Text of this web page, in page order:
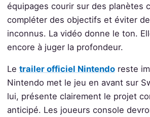
équipages courir sur des planètes
compléter des objectifs et éviter
inconnus. La vidéo donne le ton.
encore à juger la profondeur.
Le trailer officiel Nintendoreste
Nintendo met le jeu en avant sur
lui, présente clairement le projet
anticipé. Les joueurs console